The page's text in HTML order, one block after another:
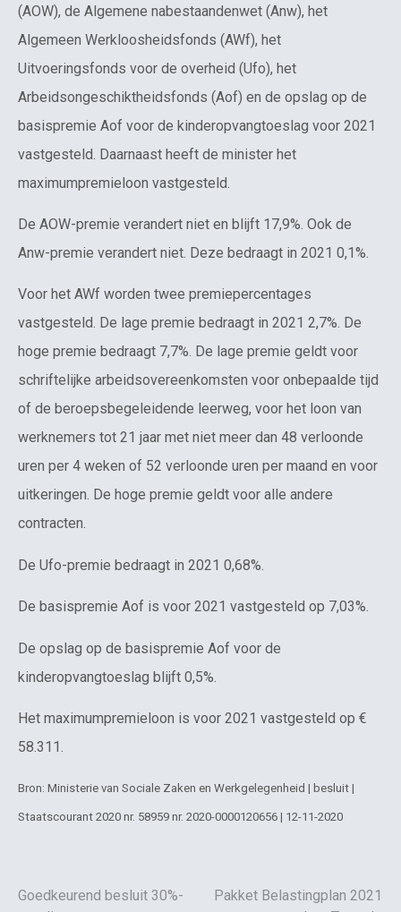
(AOW), de Algemene nabestaandenwet (Anw), het
Algemeen Werkloosheidsfonds (AWf), het
Uitvoeringsfonds voor de overheid (Ufo), het
Arbeidsongeschiktheidsfonds (Aof) en de opslag op de
basispremie Aof voor de kinderopvangtoeslag voor 2021
vastgesteld. Daarnaast heeft de minister het
maximumpremieloon vastgesteld.
De AOW-premie verandert niet en blijft 17,9%. Ook de
Anw-premie verandert niet. Deze bedraagt in 2021 0,1%.
Voor het AWf worden twee premiepercentages
vastgesteld. De lage premie bedraagt in 2021 2,7%. De
hoge premie bedraagt 7,7%. De lage premie geldt voor
schriftelijke arbeidsovereenkomsten voor onbepaalde tijd
of de beroepsbegeleidende leerweg, voor het loon van
werknemers tot 21 jaar met niet meer dan 48 verloonde
uren per 4 weken of 52 verloonde uren per maand en voor
uitkeringen. De hoge premie geldt voor alle andere
contracten.
De Ufo-premie bedraagt in 2021 0,68%.
De basispremie Aof is voor 2021 vastgesteld op 7,03%.
De opslag op de basispremie Aof voor de
kinderopvangtoeslag blijft 0,5%.
Het maximumpremieloon is voor 2021 vastgesteld op €
58.311.
Bron: Ministerie van Sociale Zaken en Werkgelegenheid | besluit |
Staatscourant 2020 nr. 58959 nr. 2020-0000120656 | 12-11-2020
Goedkeurend besluit 30%-
Pakket Belastingplan 2021